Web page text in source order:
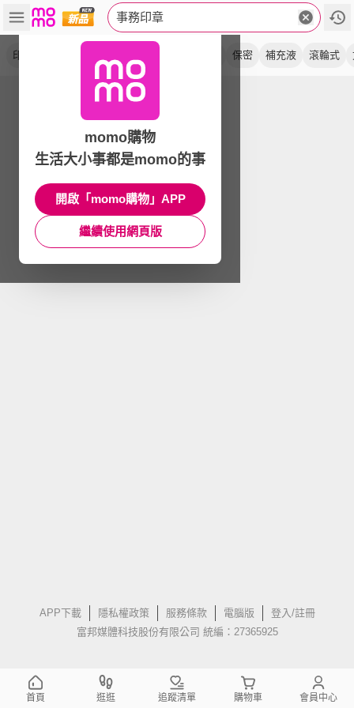
事務印章
印泥 保密 補充液 滾輪式
APP下載 隱私權政策 服務條款 電腦版
登入/註冊
富邦媒體科技股份有限公司 統編：27365925
momo購物
生活大小事都是momo的事
開啟「momo購物」APP
繼續使用網頁版
首頁 逛逛 追蹤清單 購物車 會員中心